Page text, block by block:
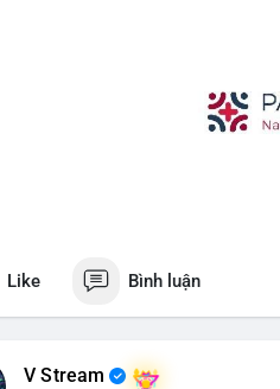
Like Bình luận
V Stream